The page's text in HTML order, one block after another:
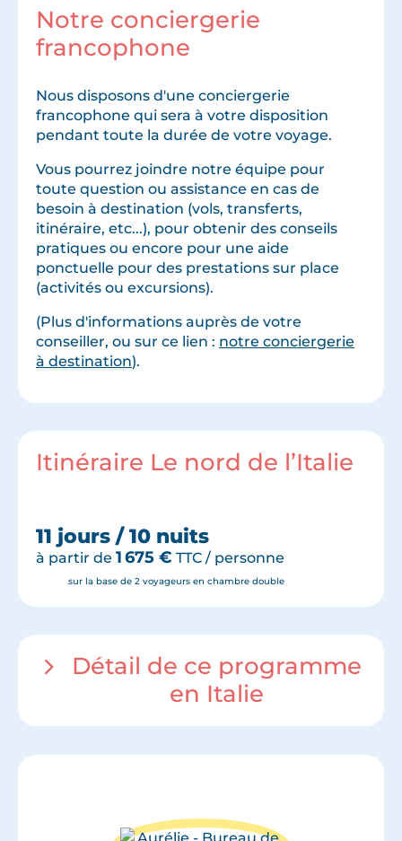
Notre conciergerie
francophone
Nous disposons d'une conciergerie
francophone qui sera à votre disposition
pendant toute la durée de votre voyage.
Vous pourrez joindre notre équipe pour
toute question ou assistance en cas de
besoin à destination (vols, transferts,
itinéraire, etc...), pour obtenir des conseils
pratiques ou encore pour une aide
ponctuelle pour des prestations sur place
(activités ou excursions).
(Plus d'informations auprès de votre
conseiller, ou sur ce lien : notre conciergerie
à destination).
Itinéraire Le nord de l’Italie
11 jours / 10 nuits
à partir de 1 675 € TTC / personne
sur la base de 2 voyageurs en chambre double
Détail de ce programme
en Italie